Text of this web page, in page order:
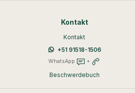
Kontakt
Kontakt
+51 91518-1506
WhatsApp +
Beschwerdebuch